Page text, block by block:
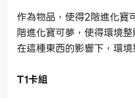
作為物品，使得2階進化寶
階進化寶可夢，使得環境
在這種東西的影響下，環
T1卡組